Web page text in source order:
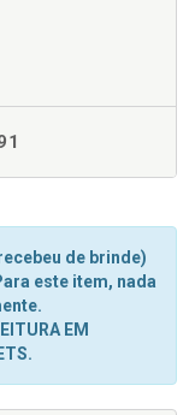
de brinde)
este item, nada
EM